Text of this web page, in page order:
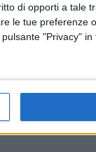
di opporti a tale
le tue preferenze
"Privacy" in